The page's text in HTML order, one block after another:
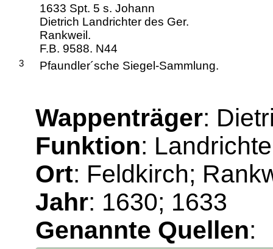
1633 Spt. 5 s. Johann
Dietrich Landrichter des Ger.
Rankweil.
F.B. 9588. N44
3 Pfaundler´sche Siegel-Sammlung.
Wappenträger:
Funktion:
Ort: Feldkirch;
Jahr: 1630; 1633
Genannte Quellen: